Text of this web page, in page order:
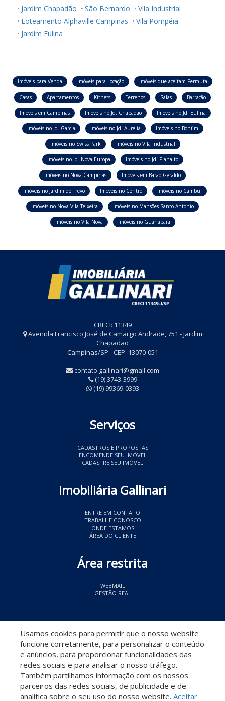
Jardim Chapadão São Bernardo
Vila Industrial
Loteamento Alphaville Campinas
Vila Pompéia
Jardim Eulina
Imóveis para Venda Imóveis para Locação Imóveis que aceitam Permuta
Casas Apartamentos Kitnets Terrenos Salas Barracão
Imóveis em Campinas Imóveis no Jd. Chapadão Imóveis no Jd. Eulina
Imóveis no Jd. Garcia Imóveis no Jd. Aurelia Imóveis no Bonfim
Imóveis no Swiss Park Imóveis no Vila Industrial
Imóveis no Jd. Nova Europa Imóveis no Jd. Planalto
Imóveis no Nova Campinas Imóveis em Barão Geraldo
Imóveis no Jardim do Trevo Imóveis no Centro Imóveis no Cambui
Imóveis no Nova Vila Teixeira Imóveis no Mansões Santo Antonio
Imóveis no Vila Nova Imóveis no Guanabara
CRECI: 11349
Avenida Francisco José de Camargo Andrade, 751 - Jardim
Chapadão
Campinas/SP - CEP: 13070-051
contato.gallinari@gmail.com
(19) 3743-3999
(19) 99369-0393
Serviços
CADASTROS E PROPOSTAS
ENCOMENDE SEU IMÓVEL
CADASTRE SEU IMÓVEL
Imobiliária Gallinari
ENTRE EM CONTATO
TRABALHE CONOSCO
ONDE ESTAMOS
ÁREA DO CLIENTE
Área restrita
WEBMAIL
GESTÃO REAL
Descomplicado por:
Usamos cookies para permitir que o nosso website
funcione corretamente, para personalizar o conteúdo
e anúncios, para proporcionar funcionalidades das
redes sociais e para analisar o nosso tráfego.
Também partilhamos informação com os nossos
parceiros das redes sociais, de publicidade e de
analítica sobre o seu uso do nosso website. Aceitar